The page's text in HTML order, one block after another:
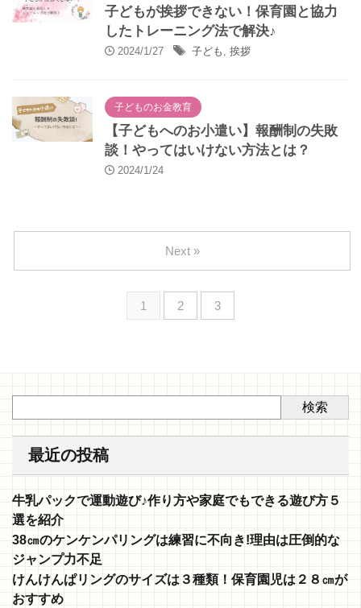
子どもが挨拶できない！保育園と協力
したトレーニング法で解決♪
2024/1/27 子ども , 挨拶
子どものお金教育
【子どもへのお小遣い】報酬制の失敗
談！やってはいけない方法とは？
2024/1/24
1 2 3
Next »
検索
最近の投稿
牛乳パックで運動遊び♪作り方や家庭でもできる遊び方５
選を紹介
38㎝のケンケンパリングは練習に不向き!理由は圧倒的な
ジャンプ力不足
けんけんぱリングのサイズは３種類！保育園児は２８㎝が
おすすめ